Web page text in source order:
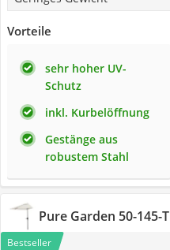
Vorteile
sehr hoher UV-
Schutz
inkl. Kurbelöffnung
Gestänge aus
robustem Stahl
Pure Garden ‎50-145-T
Bestseller